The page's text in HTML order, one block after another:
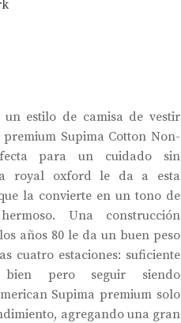
estilo de camisa de vestir
Supima Cotton Non-
para un cuidado sin
royal oxford le da a esta
la convierte en un tono de
Una construcción
años 80 le da un buen peso
cuatro estaciones: suficiente
pero seguir siendo
Supima premium solo
agregando una gran